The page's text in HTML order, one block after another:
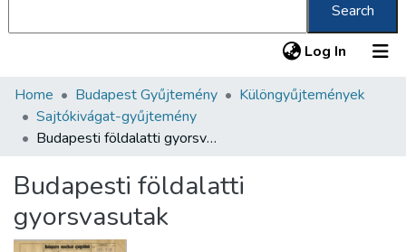
Search
Log In (current)
Communities & Collections
All of DSpace
About us
Home Budapest Gyűjtemény
Különgyűjtemények
Sajtókivágat-gyűjtemény
Budapesti földalatti gyorsvasutak
Budapesti földalatti
gyorsvasutak